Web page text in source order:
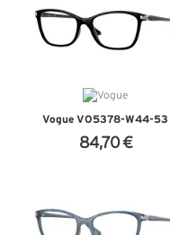
Vogue VO5378-W44-53
84,70 €